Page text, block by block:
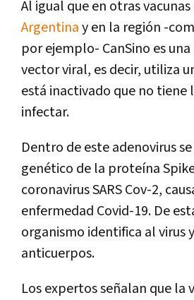
Al igual que en otras vacunas
Argentinay en la región -
por ejemplo- CanSino es
vector viral, es decir, utiliza
está inactivado que no tiene
infectar.
Dentro de este adenovirus
genético de la proteína
coronavirus SARS Cov-2,
enfermedad Covid-19. De
organismo identifica al virus
anticuerpos.
Los expertos señalan que la